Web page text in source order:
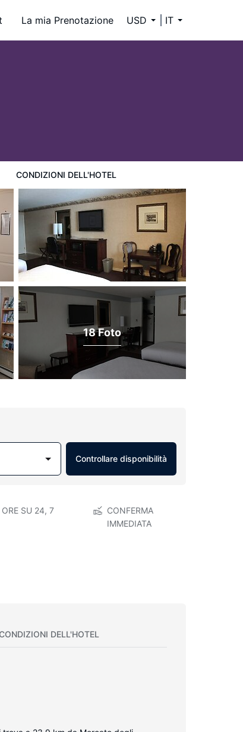
La mia Prenotazione USD IT
CONDIZIONI DELL'HOTEL
18 Foto
Controllare disponibilità
SU 24, 7
CONFERMA
IMMEDIATA
CONDIZIONI DELL'HOTEL